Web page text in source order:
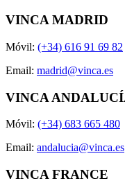
VINCA MADRID
Móvil: (+34) 616 91 69 82
Email: madrid@vinca.es
VINCA
Móvil: (+34) 683 665 480
Email: andalucia@vinca.es
VINCA FRANCE